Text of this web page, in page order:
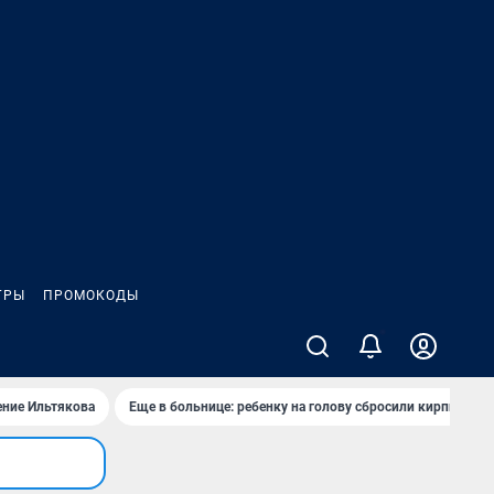
ПРОМОКОДЫ
Ильтякова Еще в больнице: ребенку на голову сбросили кирпич